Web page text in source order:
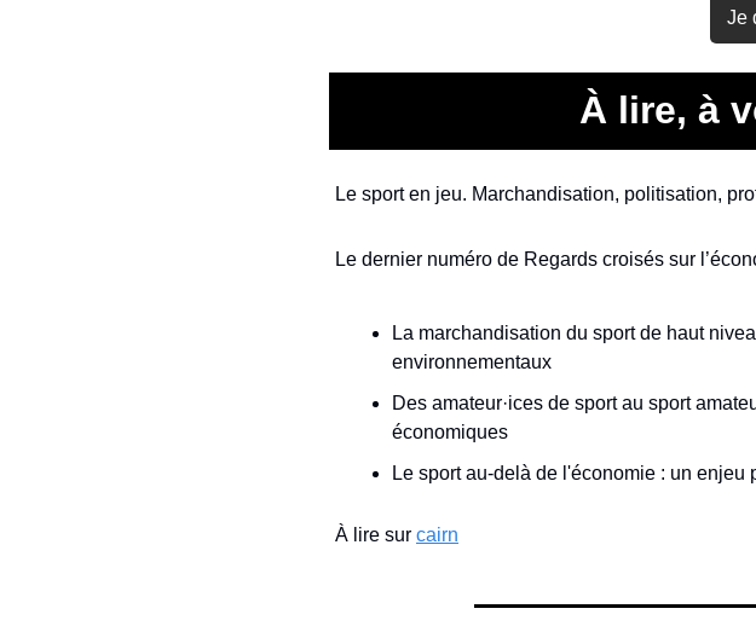
Je
À lire, à
Le sport en jeu. Marchandisation, politisation,
Le dernier numéro de Regards croisés sur
La marchandisation du sport de haut
environnementaux
Des amateur·ices de sport au sport
économiques
Le sport au-delà de l'économie : un enjeu
À lire sur cairn